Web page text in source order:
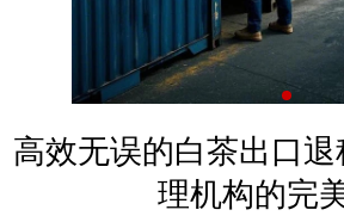
高效无误的白茶出口
理机构的完